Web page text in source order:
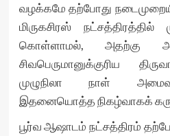
வழக்கமே தற்போது
மிருகசிரஸ்
கொள்ளாமல், அதற்கு
சிவபெருமானுக்குரிய
முழுநிலா நாள்
இதனையொத்த நிகழ்வாகக்
பூர்வ ஆஷாடம் நட்சத்திரம்